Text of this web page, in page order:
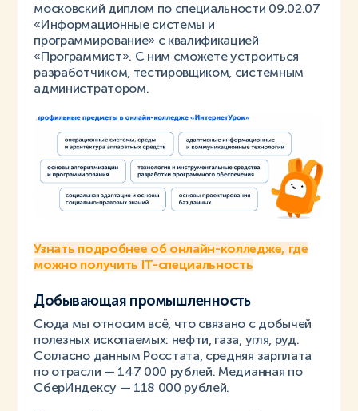
московский диплом по специальности 09.02.07
«Информационные системы и
программирование» с квалификацией
«Программист». С ним сможете устроиться
разработчиком, тестировщиком, системным
администратором.
Узнать подробнее об онлайн-колледже, где
можно получить IT-специальность
Добывающая промышленность
Сюда мы относим всё, что связано с добычей
полезных ископаемых: нефти, газа, угля, руд.
Согласно данным Росстата, средняя зарплата
по отрасли — 147 000 рублей. Медианная по
СберИндексу — 118 000 рублей.